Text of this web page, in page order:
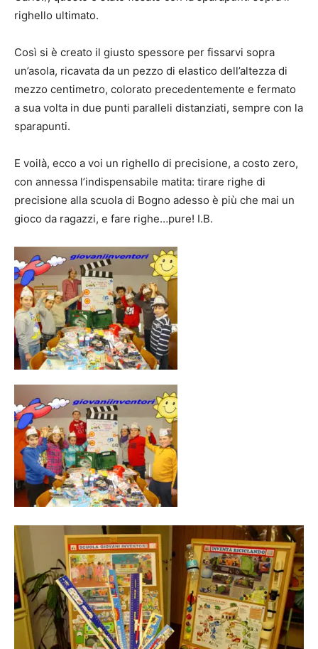
righello ultimato.
Così si è creato il giusto spessore per fissarvi sopra
un’asola, ricavata da un pezzo di elastico dell’altezza di
mezzo centimetro, colorato precedentemente e fermato
a sua volta in due punti paralleli distanziati, sempre con la
sparapunti.
E voilà, ecco a voi un righello di precisione, a costo zero,
con annessa l’indispensabile matita: tirare righe di
precisione alla scuola di Bogno adesso è più che mai un
gioco da ragazzi, e fare righe…pure! I.B.